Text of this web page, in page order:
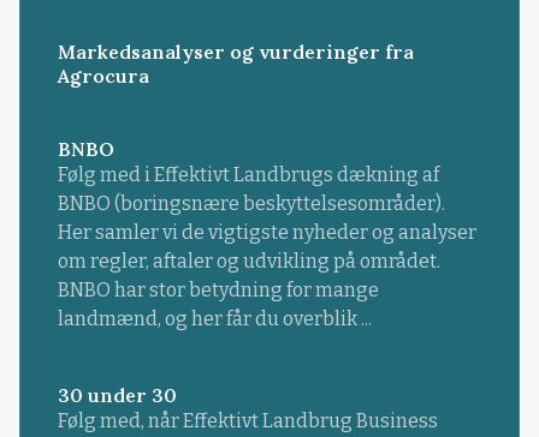
Markedsanalyser og vurderinger fra
Agrocura
BNBO
Følg med i Effektivt Landbrugs dækning af
BNBO (boringsnære beskyttelsesområder).
Her samler vi de vigtigste nyheder og analyser
om regler, aftaler og udvikling på området.
BNBO har stor betydning for mange
landmænd, og her får du overblik ...
30 under 30
Følg med, når Effektivt Landbrug Business